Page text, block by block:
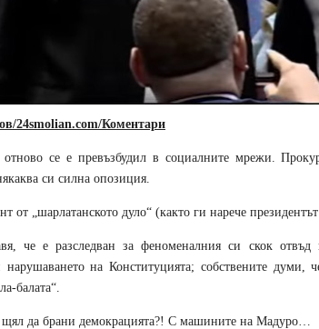
24smolian.com/Коментари
се е превъзбудил в социалните мрежи.
си силна опозиция.
от „шарлатанското дуло“ (както ги нарече
че е разследван за феноменалния си скок
нарушаването на Конституцията; собствените
балата“.
щял да брани демокрацията?! С машините на Мадуро…